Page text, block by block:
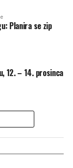
Planira se zip
12. – 14. prosinca